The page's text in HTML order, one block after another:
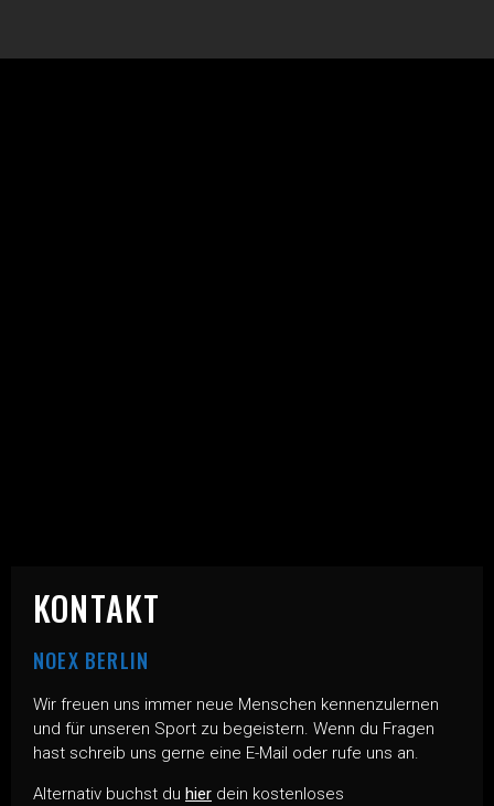
KONTAKT
NOEX BERLIN
Wir freuen uns immer neue Menschen kennenzulernen
und für unseren Sport zu begeistern. Wenn du Fragen
hast schreib uns gerne eine E-Mail oder rufe uns an.
Alternativ buchst du hier dein kostenloses